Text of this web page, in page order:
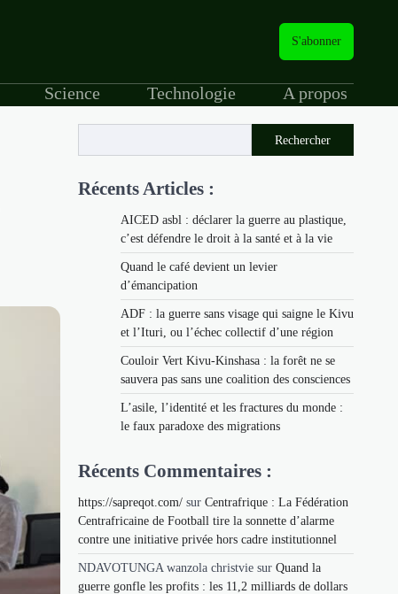
S'abonner
Science Technologie A propos
Rechercher
Récents Articles :
AICED asbl : déclarer la guerre au plastique,
c’est défendre le droit à la santé et à la vie
Quand le café devient un levier
d’émancipation
ADF : la guerre sans visage qui saigne le Kivu
et l’Ituri, ou l’échec collectif d’une région
Couloir Vert Kivu-Kinshasa : la forêt ne se
sauvera pas sans une coalition des consciences
L’asile, l’identité et les fractures du monde :
le faux paradoxe des migrations
Récents Commentaires :
https://sapreqot.com/ sur Centrafrique : La Fédération
Centrafricaine de Football tire la sonnette d’alarme
contre une initiative privée hors cadre institutionnel
NDAVOTUNGA wanzola christvie sur Quand la
guerre gonfle les profits : les 11,2 milliards de dollars